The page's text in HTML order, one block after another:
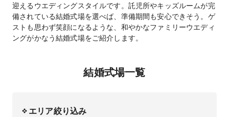
迎えるウエディングスタイルです。託児所やキッズルームが完
備されている結婚式場を選べば、準備期間も安心できそう。ゲ
ストも思わず笑顔になるような、和やかなファミリーウエディ
ングがかなう結婚式場をご紹介します。
結婚式場一覧
エリア絞り込み